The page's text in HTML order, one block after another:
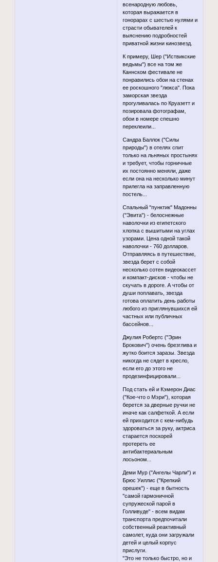
всенародную любовь,
которая выражается в
гонорарах с шестью нулями и
страсти обывателей к
выяснению подробностей
приватной жизни кинозвезд.
К примеру, Шер ("Иствикские
ведьмы") все на том же
Каннском фестивале не
понравились обои на стенах
ее роскошного "люкса". Пока
заморская звезда
прогуливалась по Круазетт и
позировала фотографам,
обои в номере спешно
переклеили...
Сандра Баллок ("Силы
природы") в отелях спит
только на льняных простынях
и требует, чтобы горничные
их постоянно меняли, даже
если она на несколько минут
прилегла на заправленную
постель...
Спальный "пунктик" Мадонны
("Эвита") - белоснежные
наволочки из египетского
хлопка с вышитыми на углах
узорами. Цена одной такой
наволочки - 760 долларов.
Отправляясь в путешествие,
звезда берет с собой
несколько сотен видеокассет
и компакт-дисков - чтобы не
скучать в дороге. А чтобы от
души поплавать, звезда
готова оплатить день работы
любого из приглянувшихся ей
частных или публичных
бассейнов...
Джулия Робертс ("Эрин
Брокович") очень брезглива и
жутко боится заразы. Звезда
никогда не сядет в кресло,
если его до этого не
продезинфицировали...
Под стать ей и Кэмерон Диас
("Кое-что о Мэри"), которая
берется за дверные ручки не
иначе как салфеткой. А если
ей приходится с кем-нибудь
здороваться за руку, актриса
старается поскорей
протереть ее
антибактериальным
лосьоном...
Деми Мур ("Ангелы Чарли") и
Брюс Уиллис ("Крепкий
орешек") - еще в бытность
"самой гармоничной
супружеской парой в
Голливуде" - всем видам
транспорта предпочитали
собственный реактивный
самолет, куда они загружали
детей и целый корпус
прислуги.
"Это не только быстро, но и